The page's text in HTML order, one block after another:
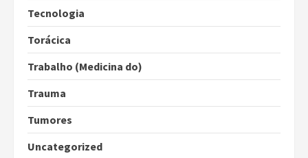
Tecnologia
Torácica
Trabalho (Medicina do)
Trauma
Tumores
Uncategorized